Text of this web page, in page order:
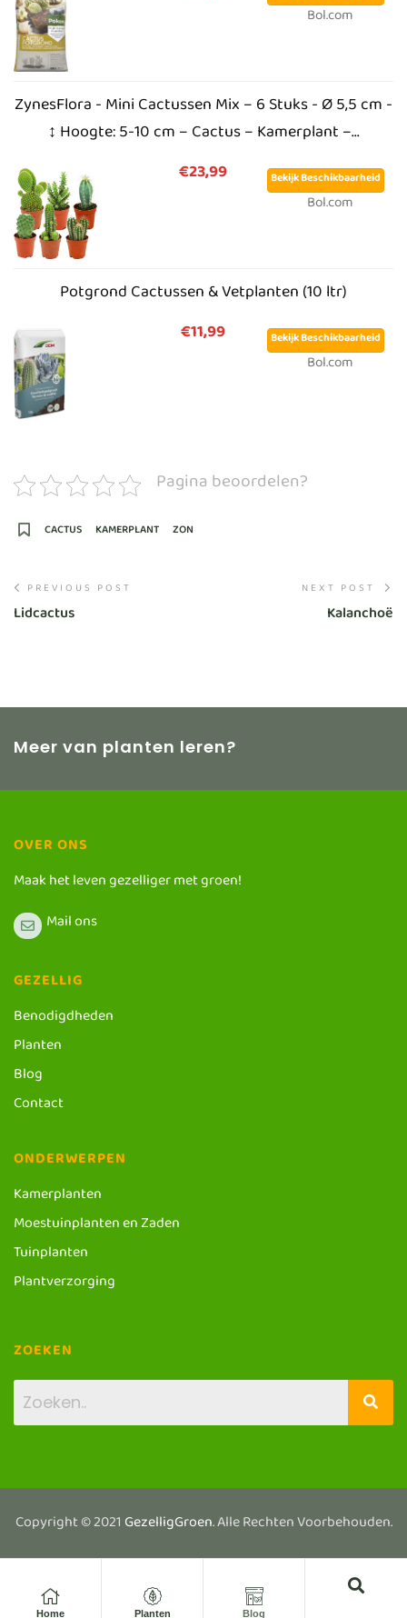
Bol.com
ZynesFlora - Mini Cactussen Mix – 6 Stuks - Ø 5,5 cm -
↕ Hoogte: 5-10 cm – Cactus – Kamerplant –...
€23,99
Bekijk Beschikbaarheid
Bol.com
Potgrond Cactussen & Vetplanten (10 ltr)
€11,99
Bekijk Beschikbaarheid
Bol.com
Pagina beoordelen?
CACTUS KAMERPLANT ZON
PREVIOUS POST
Lidcactus
NEXT POST
Kalanchoë
Home Planten Blog
Meer van planten leren?
OVER ONS
Maak het leven gezelliger met groen!
Mail ons
GEZELLIG
Benodigdheden
Planten
Blog
Contact
ONDERWERPEN
Kamerplanten
Moestuinplanten en Zaden
Tuinplanten
Plantverzorging
ZOEKEN
Copyright © 2021GezelligGroen. Alle Rechten Voorbehouden.